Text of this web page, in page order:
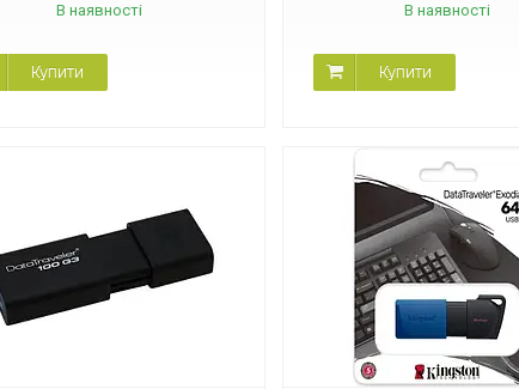
В наявності
Купити
В наявності
Купити